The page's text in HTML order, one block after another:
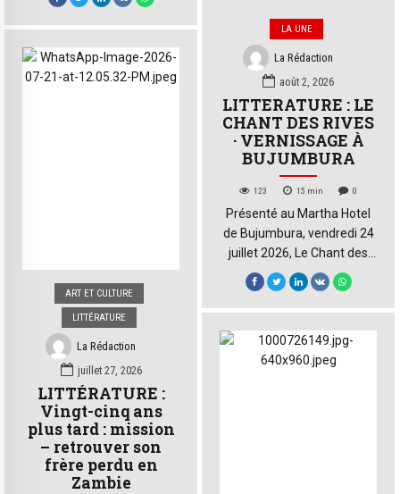
jeunesse, la paix et la
sécurité ». Organisée par
l’Union africaine (UA) en
partenariat avec le
gouvernement burundais,
en œuvre du
développement. Grâce aux
impôts et taxes payés par
les citoyens, mais aussi aux
fonds de l’État, aux dons et
aux contributions […]
LA UNE
La Rédaction
août 2, 2026
LITTERATURE : LE
CHANT DES RIVES
· VERNISSAGE À
BUJUMBURA
123 15 min 0
Présenté au Martha Hotel
de Bujumbura, vendredi 24
juillet 2026, Le Chant des
Rives, premier roman de B.
Claude Ntahuga, a été
dévoilé dans une soirée de
lectures, de critiques et de
témoignages, devant une
salle où se mêlaient
ART ET CULTURE
LITTÉRATURE
La Rédaction
juillet 27, 2026
LITTÉRATURE :
Vingt-cinq ans
plus tard : mission
– retrouver son
frère perdu en
Zambie